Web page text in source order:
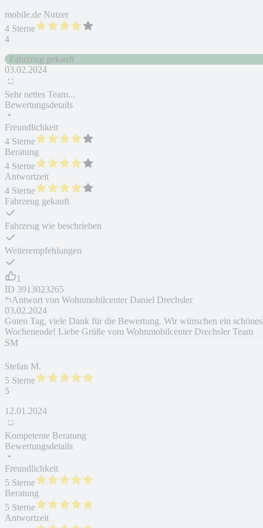
mobile.de Nutzer
4 Sterne
4
Fahrzeug gekauft
03.02.2024
Sehr nettes Team...
Bewertungsdetails
Freundlichkeit
4 Sterne
Beratung
4 Sterne
Antwortzeit
4 Sterne
Fahrzeug gekauft
Fahrzeug wie beschrieben
Weiterempfehlungen
1
ID 3913023265
Antwort von Wohnmobilcenter Daniel Drechsler
03.02.2024
Guten Tag, viele Dank für die Bewertung. Wir wünschen ein schönes
Wochenende! Liebe Grüße vom Wohnmobilcenter Drechsler Team
SM
Stefan M.
5 Sterne
5
12.01.2024
Kompetente Beratung
Bewertungsdetails
Freundlichkeit
5 Sterne
Beratung
5 Sterne
Antwortzeit